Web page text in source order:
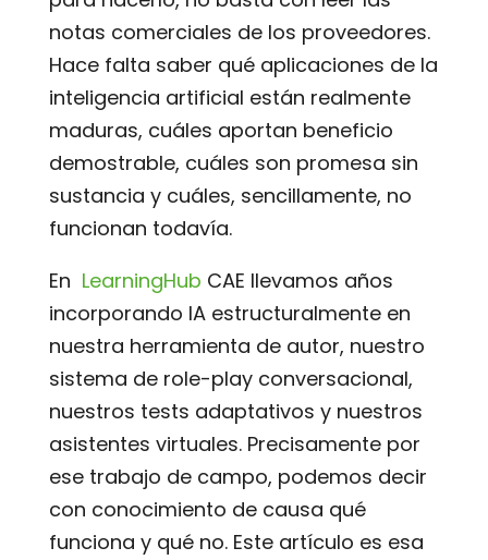
notas comerciales de los proveedores.
Hace falta saber qué aplicaciones de la
inteligencia artificial están realmente
maduras, cuáles aportan beneficio
demostrable, cuáles son promesa sin
sustancia y cuáles, sencillamente, no
funcionan todavía.
En LearningHub CAE llevamos años
incorporando IA estructuralmente en
nuestra herramienta de autor, nuestro
sistema de role-play conversacional,
nuestros tests adaptativos y nuestros
asistentes virtuales. Precisamente por
ese trabajo de campo, podemos decir
con conocimiento de causa qué
funciona y qué no. Este artículo es esa